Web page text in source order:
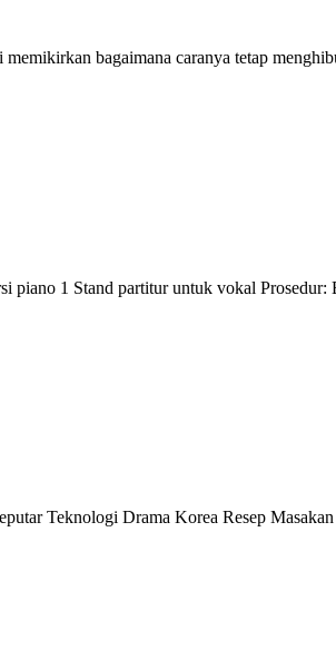
bagaimana caranya tetap
1 Stand partitur untuk vokal Prosedur:
Teknologi Drama Korea Resep